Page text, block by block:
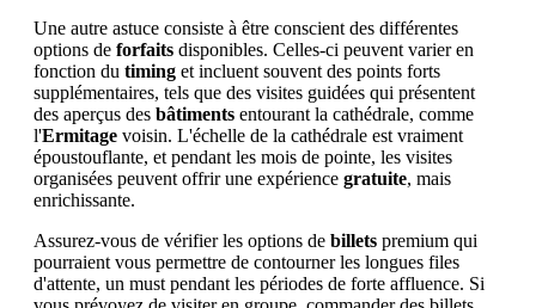
Une autre astuce consiste à être conscient des différentes
options de forfaits disponibles. Celles-ci peuvent varier en
fonction du timing et incluent souvent des points forts
supplémentaires, tels que des visites guidées qui présentent
des aperçus des bâtiments entourant la cathédrale, comme
l'Ermitage voisin. L'échelle de la cathédrale est vraiment
époustouflante, et pendant les mois de pointe, les visites
organisées peuvent offrir une expérience gratuite, mais
enrichissante.
Assurez-vous de vérifier les options de billets premium qui
pourraient vous permettre de contourner les longues files
d'attente, un must pendant les périodes de forte affluence. Si